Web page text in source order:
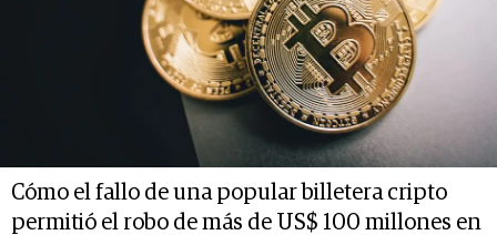
Cómo el fallo de una popular billetera cripto
permitió el robo de más de US$ 100 millones en